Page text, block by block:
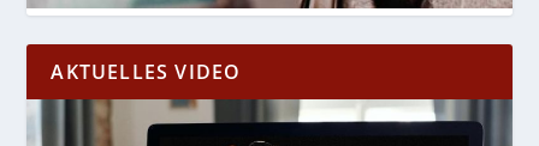
AKTUELLES VIDEO